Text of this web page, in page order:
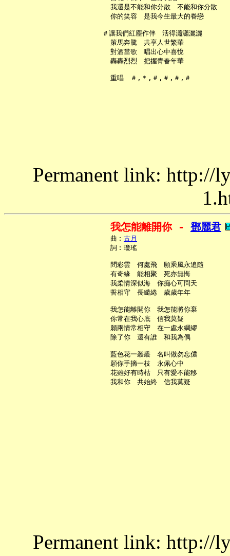
     我還是不能和你分散　不能和你分散
     你的笑容　是我今生最大的眷戀
   ＃讓我們紅塵作伴　活得瀟瀟灑灑
     策馬奔騰　共享人世繁華
     對酒當歌　唱出心中喜悅
     轟轟烈烈　把握青春年華
Permanent link: http://
我怎能離開你 - 鄧麗君
     曲︰
古月
     詞︰瓊瑤
     問彩雲　何處飛　願乘風永追隨
     有奇緣　能相聚　死亦無悔
     我柔情深似海　你痴心可問天
     誓相守　長繾綣　歲歲年年
     我怎能離開你　我怎能將你棄
     你常在我心底　信我莫疑
     願兩情常相守　在一處永綢繆
     除了你　還有誰　和我為偶
     藍色花一叢叢　名叫做勿忘儂
     願你手摘一枝　永佩心中
     花雖好有時枯　只有愛不能移
Permanent link: http://